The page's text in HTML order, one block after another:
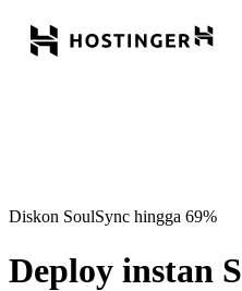
Diskon SoulSync hingga 69%
Deploy instan